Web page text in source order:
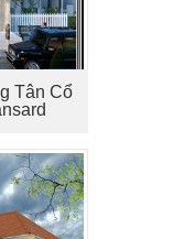
Tân Cổ